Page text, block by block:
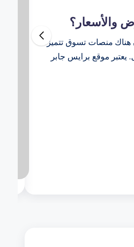
والأسعار؟
هناك منصات تسوق تتميز
يعتبر موقع برايس جابر